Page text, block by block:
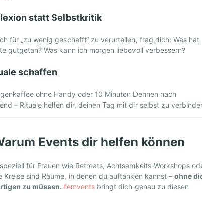
statt Selbstkritik
für „zu wenig geschafft“ zu verurteilen, frag dich: Was hat
gutgetan? Was kann ich morgen liebevoll verbessern?
schaffen
ohne Handy oder 10 Minuten Dehnen nach
– Rituale helfen dir, deinen Tag mit dir selbst zu
Events dir helfen können
für Frauen wie Retreats, Achtsamkeits-Workshops
Kreise sind Räume, in denen du auftanken kannst –ohne
zu müssen. femvents bringt dich genau zu diesen